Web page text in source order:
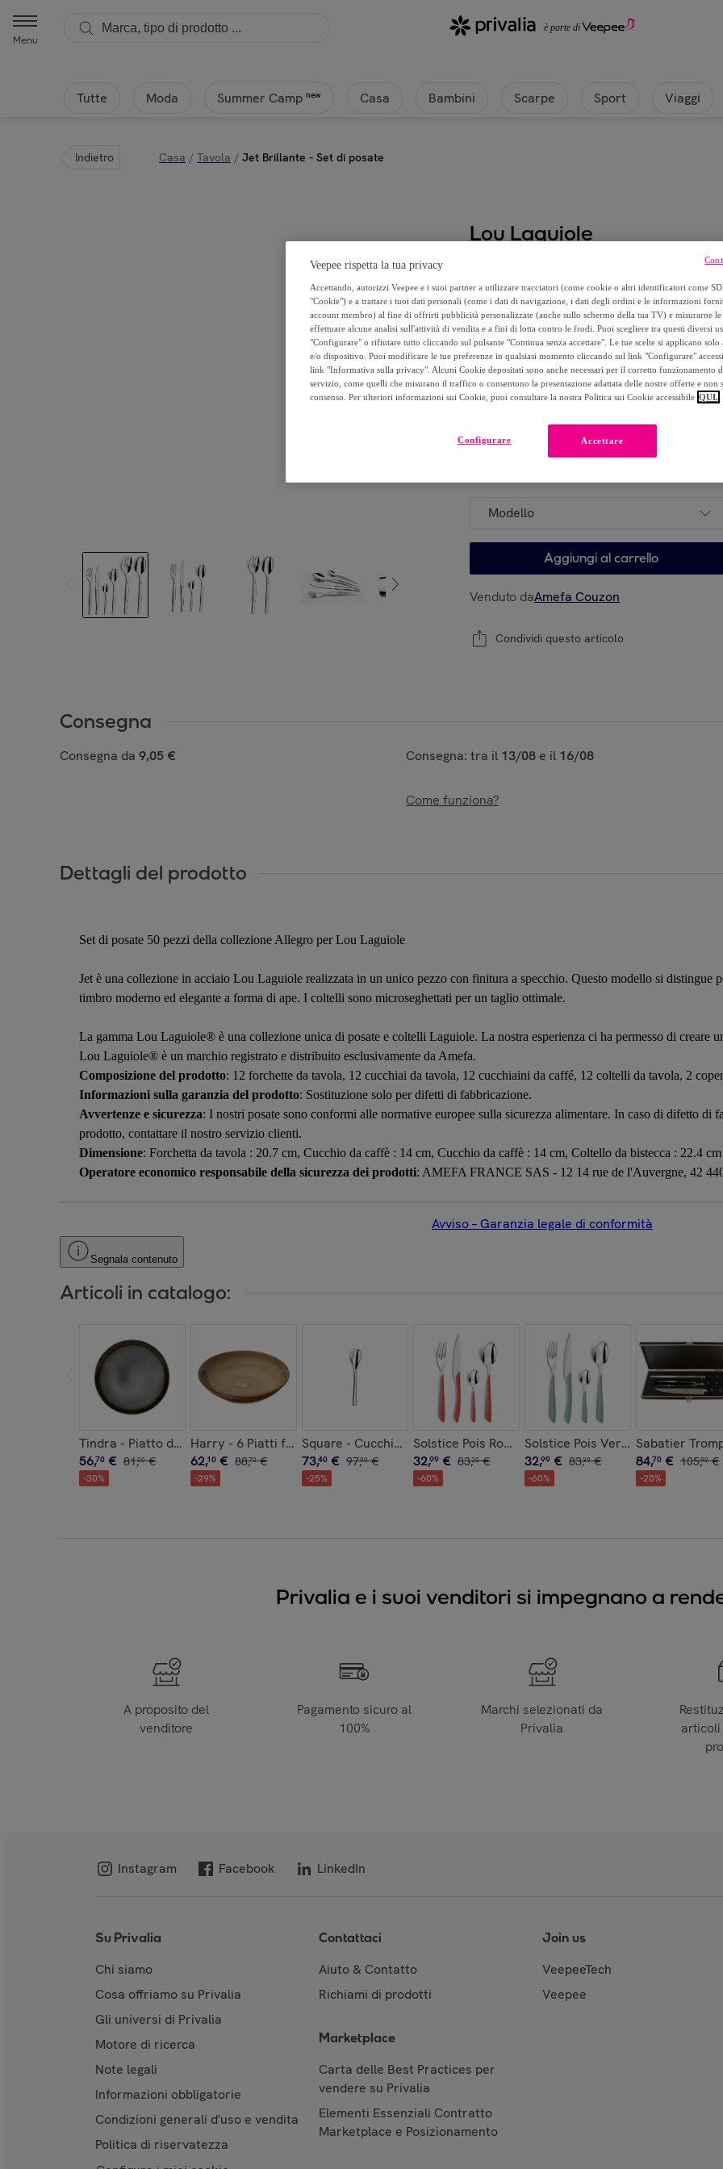
Menu
Tutte Moda Summer Camp new Casa Bambini Scarpe Sport Viaggi
Indietro Casa / Tavola / Jet Brillante - Set di posate
Lou Laguiole
A partire da
89,99 €
150,00 €
- 40%
Modello
Aggiungi al carrello
Venduto daAmefa Couzon
Condividi questo articolo
Consegna
Consegna da 9,05 € Consegna: tra il 13/08 e il 16/08
Come funziona?
Dettagli del prodotto
Set di posate 50 pezzi della collezione Allegro per Lou Laguiole
Jet è una collezione in acciaio Lou Laguiole realizzata in un unico pezzo con finitura a specchio. Questo modello si distingue
timbro moderno ed elegante a forma di ape. I coltelli sono microseghettati per un taglio ottimale.
La gamma Lou Laguiole® è una collezione unica di posate e coltelli Laguiole. La nostra esperienza ci ha permesso di creare
Lou Laguiole® è un marchio registrato e distribuito esclusivamente da Amefa.
Composizione del prodotto: 12 forchette da tavola, 12 cucchiai da tavola, 12 cucchiaini da caffé, 12 coltelli da tavola, 2
Informazioni sulla garanzia del prodotto: Sostituzione solo per difetti di fabbricazione.
Avvertenze e sicurezza: I nostri posate sono conformi alle normative europee sulla sicurezza alimentare. In caso di difetto di
prodotto, contattare il nostro servizio clienti.
Dimensione: Forchetta da tavola : 20.7 cm, Cucchio da caffè : 14 cm, Cucchio da caffè : 14 cm, Coltello da bistecca : 22.4 cm
Operatore economico responsabile della sicurezza dei prodotti: AMEFA FRANCE SAS - 12 14 rue de l'Auvergne, 42
Avviso – Garanzia legale di conformità
Segnala contenuto
Articoli in catalogo:
Tindra - Piatto da dolce (x6)
56,70 € 81,00 €
-30%
Harry - 6 Piatti fondi
62,10 € 88,70 €
-29%
Square - Cucchiaio per espresso (x6)
73,40 € 97,90 €
-25%
Solstice Pois Rosso/Bianco - Set di posate da 24
32,99 € 83,30 €
-60%
Solstice Pois Verde/Bianco - Set
32,99 € 83,30 €
-60%
Sabatier
84,70 € 105,90 €
-20%
Privalia e i suoi venditori si impegnano a
A proposito del
venditore
Pagamento sicuro al
100%
Marchi selezionati da
Privalia
articoli
Instagram Facebook LinkedIn
Su Privalia
Chi siamo
Cosa offriamo su Privalia
Gli universi di Privalia
Motore di ricerca
Note legali
Informazioni obbligatorie
Condizioni generali d'uso e vendita
Politica di riservatezza
Contattaci
Aiuto & Contatto
Richiami di prodotti
Marketplace
Carta delle Best Practices per
vendere su Privalia
Elementi Essenziali Contratto
Marketplace e Posizionamento
Join us
VeepeeTech
Veepee
Veepee rispetta la tua privacy
Accettando, autorizzi Veepee e i suoi partner a utilizzare tracciatori (come cookie o altri identificatori come
"Cookie") e a trattare i tuoi dati personali (come i dati di navigazione, i dati degli ordini e le informazioni
account membro) al fine di offrirti pubblicità personalizzate (anche sullo schermo della tua TV) e misurarne le
effettuare alcune analisi sull'attività di vendita e a fini di lotta contro le frodi. Puoi scegliere tra questi diversi
"Configurare" o rifiutare tutto cliccando sul pulsante "Continua senza accettare". Le tue scelte si applicano solo
e/o dispositivo. Puoi modificare le tue preferenze in qualsiasi momento cliccando sul link "Configurare"
link "Informativa sulla privacy". Alcuni Cookie depositati sono anche necessari per il corretto funzionamento
servizio, come quelli che misurano il traffico o consentono la presentazione adattata delle nostre offerte e non
consenso. Per ulteriori informazioni sui Cookie, puoi consultare la nostra Politica sui Cookie accessibile QUI.
Accettare
Configurare